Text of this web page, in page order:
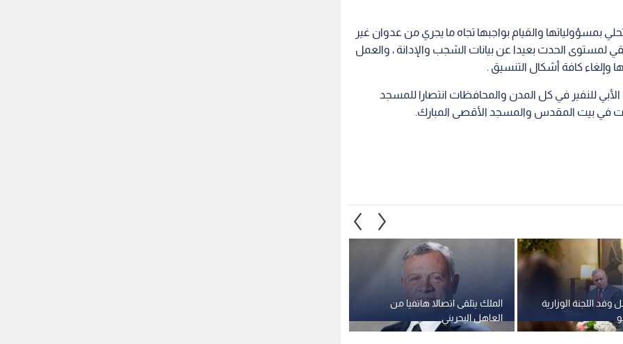
بمسؤولياتها والقيام بواجبها تجاه ما يجري من عدوان غير
لمستوى الحدث بعيدا عن بيانات الشجب والإدانة ، والعمل
وإلغاء كافة أشكال التنسيق .
للنفير في كل المدن والمحافظات انتصارا للمسجد
في بيت المقدس والمسجد الأقصى المبارك.
الملك يتلقى اتصالا هاتفيا من
العاهل البحريني
وفد اللجنة الوزارية